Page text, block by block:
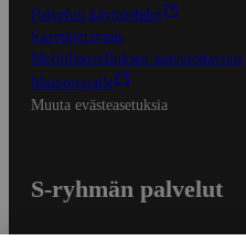
Palvelun käyttöehdot
Saavutettavuus
Mobiilisovelluksen saavutettavuus
Mainostajalle
Muuta evästeasetuksia
S-ryhmän palvelut